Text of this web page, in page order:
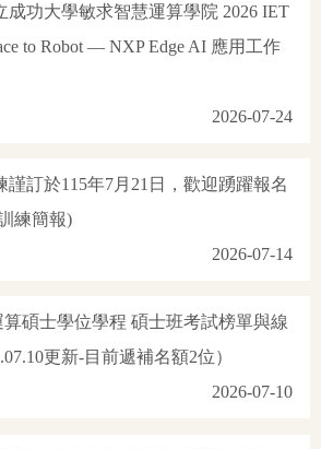
成功大學敏求智慧運算學院 2026 IET
to Robot — NXP Edge AI 應用工作
2026-07-24
謹訂於115年7月21日，歡迎踴躍報名
練簡報)
2026-07-14
算碩士學位學程 碩士班考試榜單與線
更新-目前遞補名額2位）
2026-07-10